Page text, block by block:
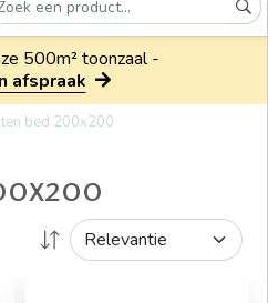
500m² toonzaal -
afspraak
bed 200x200